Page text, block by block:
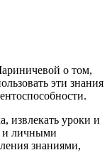
о том,
эти знания
извлекать уроки и
и личными
знаниями,